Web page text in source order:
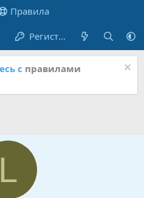
Правила
Регистрация
с правилами
L